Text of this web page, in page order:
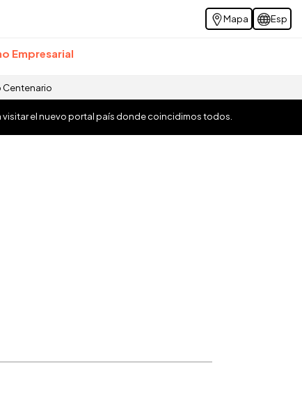
Mapa Esp
Empresarial
Centenario
visitar el nuevo portal país donde coincidimos todos.